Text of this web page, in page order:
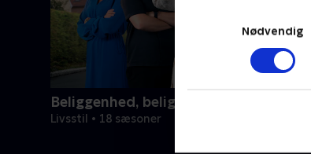
Nødvendig
Beliggenhed, beliggenhed, beliggenhed
Livsstil • 18 sæsoner